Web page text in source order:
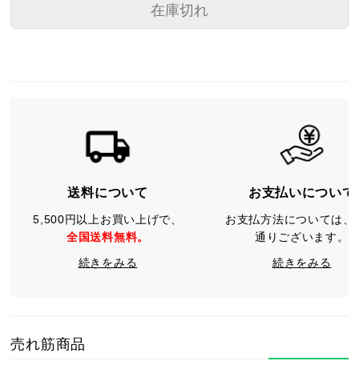
在庫切れ
送料について
5,500円以上お買い上げで、
全国送料無料。
続きをみる
お支払いについて
お支払方法については、
通りございます。
続きをみる
売れ筋商品